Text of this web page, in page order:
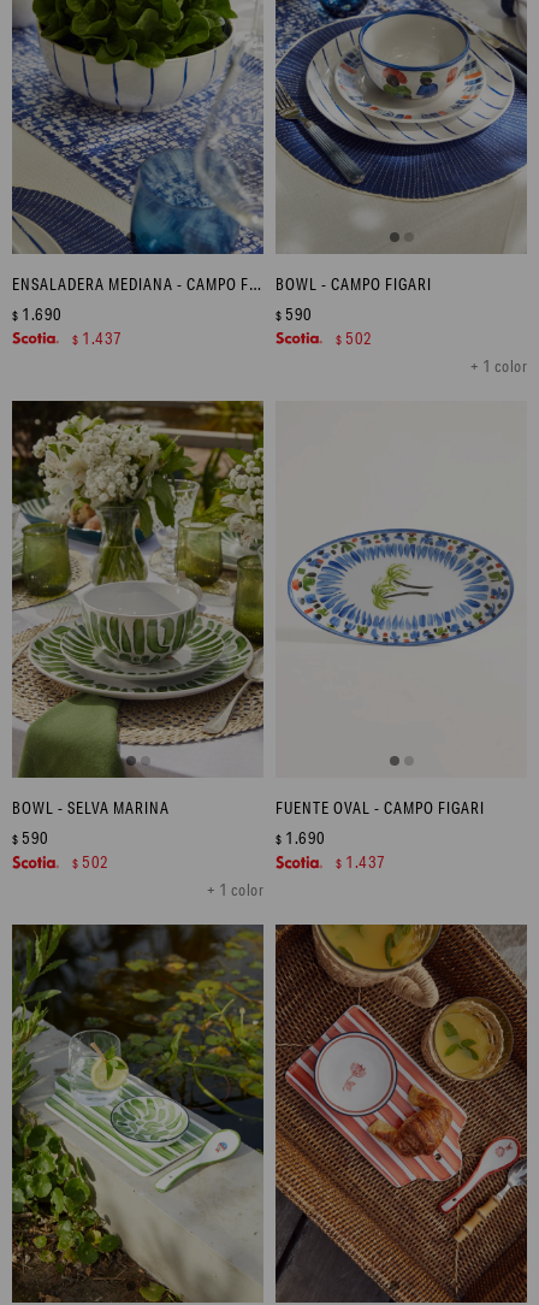
ENSALADERA MEDIANA - CAMPO FIGARI
$ 1.690
$ 1.437
BOWL - CAMPO FIGARI
+ 1 color
$ 590
$ 502
BOWL - SELVA MARINA
+ 1 color
$ 590
$ 502
FUENTE OVAL - CAMPO FIGARI
$ 1.690
$ 1.437